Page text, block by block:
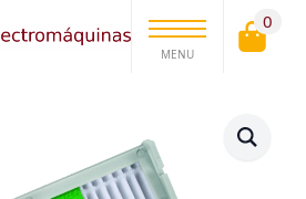
MENU
0